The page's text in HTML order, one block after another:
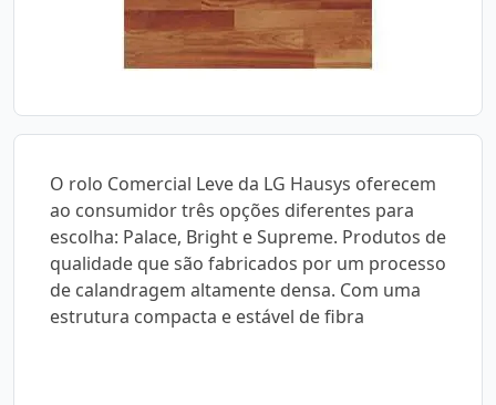
O rolo Comercial Leve da LG Hausys oferecem
ao consumidor três opções diferentes para
escolha: Palace, Bright e Supreme. Produtos de
qualidade que são fabricados por um processo
de calandragem altamente densa. Com uma
estrutura compacta e estável de fibra